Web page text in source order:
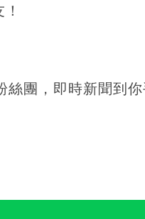
團，即時新聞到你